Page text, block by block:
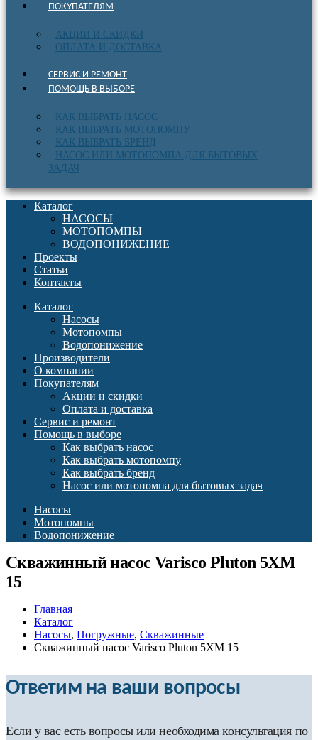
ПОКУПАТЕЛЯМ
АКЦИИ И СКИДКИ
ОПЛАТА И ДОСТАВКА
СЕРВИС И РЕМОНТ
ПОМОЩЬ В ВЫБОРЕ
КАК ВЫБРАТЬ НАСОС
КАК ВЫБРАТЬ МОТОПОМПУ
КАК ВЫБРАТЬ БРЕНД
НАСОС ИЛИ МОТОПОМПА ДЛЯ БЫТОВЫХ
ЗАДАЧ
Каталог
НАСОСЫ
МОТОПОМПЫ
ВОДОПОНИЖЕНИЕ
Проекты
Статьи
Контакты
Каталог
Насосы
Мотопомпы
Водопонижение
Производители
О компании
Покупателям
Акции и скидки
Оплата и доставка
Сервис и ремонт
Помощь в выборе
Как выбрать насос
Как выбрать мотопомпу
Как выбрать бренд
Насос или мотопомпа для бытовых задач
Насосы
Мотопомпы
Водопонижение
Скважинный насос Varisco Pluton 5XM
15
Главная
Каталог
Насосы, Погружные, Скважинные
Скважинный насос Varisco Pluton 5XM 15
Ответим на ваши вопросы
Если у вас есть вопросы или необходима консультация по